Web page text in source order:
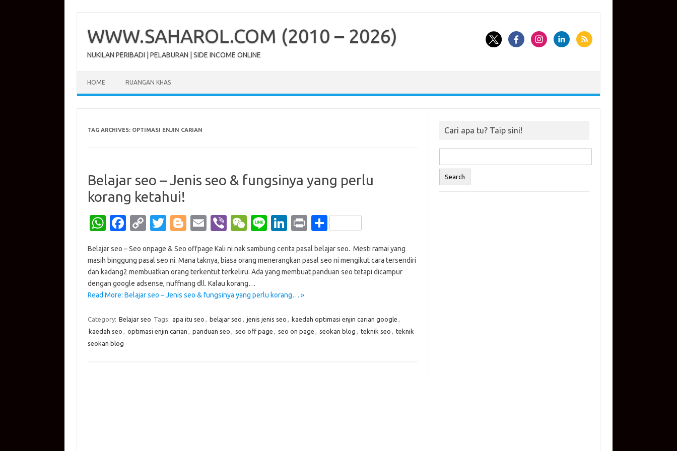
contentWWW.SAHAROL.COM (2010 – 2026)
NUKILAN PERIBADI | PELABURAN | SIDE INCOME ONLINE
HOME RUANGAN KHAS
TAG ARCHIVES: OPTIMASI ENJIN CARIAN
Belajar seo – Jenis seo & fungsinya yang perlu
korang ketahui!
W
at
s
A
p
p
Fa
e
b
o
o
k
C
p
y
Li
n
k
T
it
te
r
Bl
g
g
er
E
ail
Vi
er
W
C
h
at
Li
e
Li
k
e
n
Pr
t
S
ar
e
Belajar seo – Seo onpage & Seo offpage Kali ni nak sambung cerita pasal belajar seo. Mesti ramai yang
masih binggung pasal seo ni. Mana taknya, biasa orang menerangkan pasal seo ni mengikut cara tersendiri
dan kadang2 membuatkan orang terkentut terkeliru. Ada yang membuat panduan seo tetapi dicampur
dengan google adsense, nuffnang dll. Kalau korang…
Read More: Belajar seo – Jenis seo & fungsinya yang perlu korang… »
Category: Belajar seo Tags: apa itu seo , belajar seo , jenis jenis seo , kaedah optimasi enjin carian google ,
kaedah seo , optimasi enjin carian , panduan seo , seo off page , seo on page , seokan blog , teknik seo , teknik
seokan blog
Cari apa tu? Taip sini!